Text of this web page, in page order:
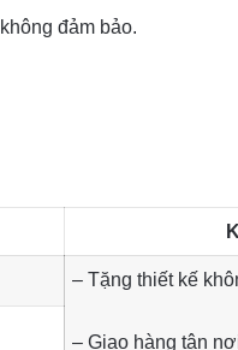
đảm bảo.
– Tặng thiết kế
– Giao hàng tận